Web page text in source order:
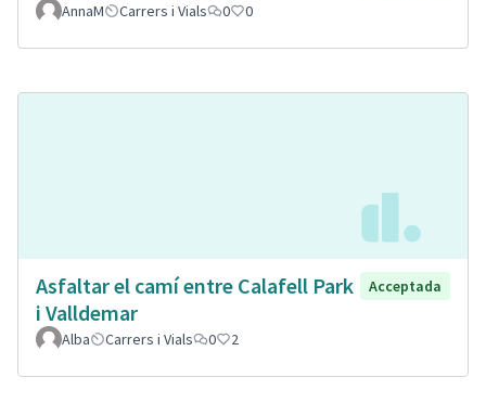
AnnaM
Carrers i Vials 0 0
Asfaltar el camí entre Calafell Park
i Valldemar
Acceptada
Alba Carrers i Vials 0 2